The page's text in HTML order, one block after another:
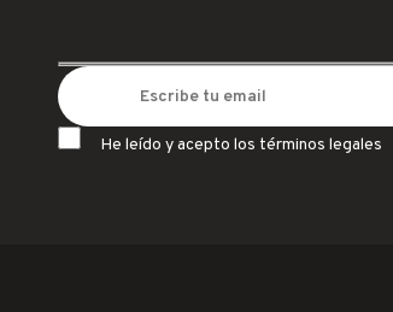
He leído y acepto los términos legales